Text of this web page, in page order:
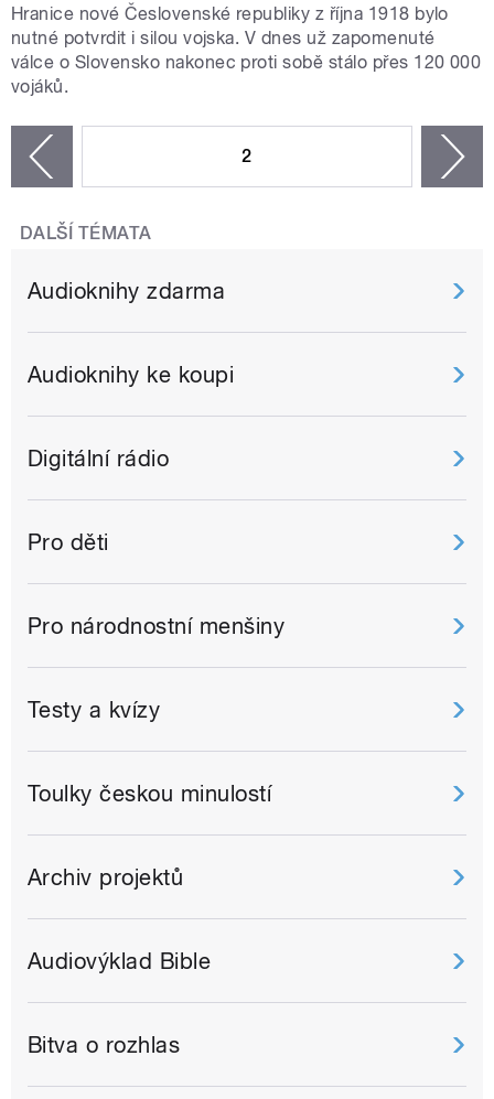
Hranice nové Česlovenské republiky z října 1918 bylo
nutné potvrdit i silou vojska. V dnes už zapomenuté
válce o Slovensko nakonec proti sobě stálo přes 120 000
vojáků.
2
DALŠÍ TÉMATA
Audioknihy zdarma
Audioknihy ke koupi
Digitální rádio
Pro děti
Pro národnostní menšiny
Testy a kvízy
Toulky českou minulostí
Archiv projektů
Audiovýklad Bible
Bitva o rozhlas